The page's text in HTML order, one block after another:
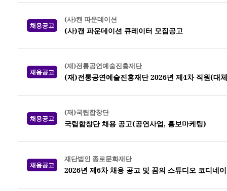
채용공고
(사)캔 파운데이션
(사)캔 파운데이션 큐레이터 모집공고
채용공고
(재)전통공연예술진흥재단
(재)전통공연예술진흥재단 2026년 제4차 직원(대
채용공고
(재)국립합창단
국립합창단 채용 공고(공연사업, 홍보마케팅)
채용공고
재단법인 종로문화재단
2026년 제6차 채용 공고 및 꿈의 스튜디오 코디네